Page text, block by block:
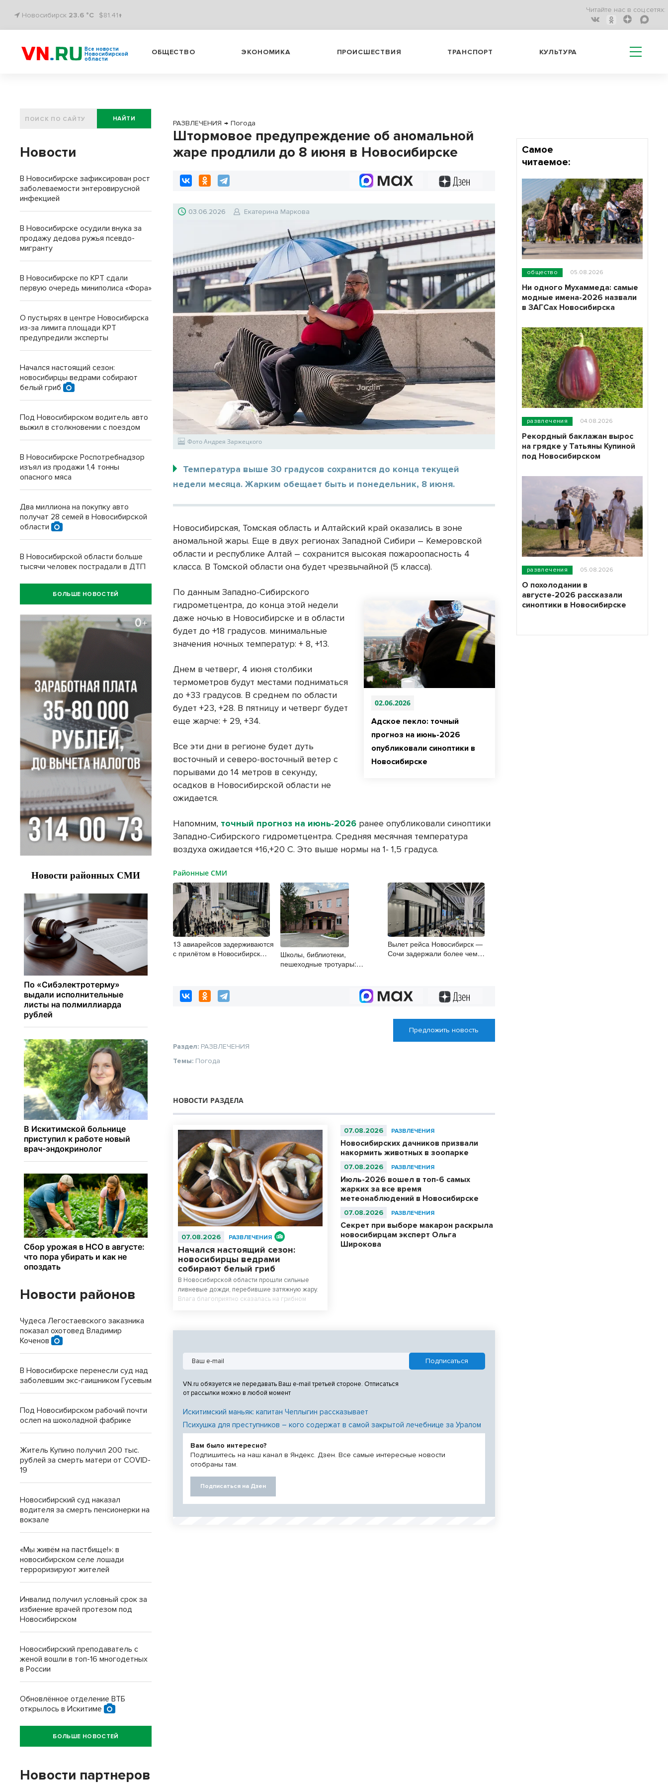
Новосибирск 23.6 °C $81.41↑
Читайте нас в соц.сетях:
Все новости
Новосибирской
области
ОБЩЕСТВО ЭКОНОМИКА ПРОИСШЕСТВИЯ ТРАНСПОРТ КУЛЬТУРА
РАЗВЛЕЧЕНИЯ → Погода
Штормовое предупреждение об аномальной
жаре продлили до 8 июня в Новосибирске
03.06.2026 Екатерина Маркова
Фото Андрея Заржецкого
Температура выше 30 градусов сохранится до конца текущей
недели месяца. Жарким обещает быть и понедельник, 8 июня.
Новосибирская, Томская область и Алтайский край оказались в зоне
аномальной жары. Еще в двух регионах Западной Сибири – Кемеровской
области и республике Алтай – сохранится высокая пожароопасность 4
класса. В Томской области она будет чрезвычайной (5 класса).
02.06.2026
Адское пекло: точный
прогноз на июнь-2026
опубликовали синоптики в
Новосибирске
По данным Западно-Сибирского
гидрометцентра, до конца этой недели
даже ночью в Новосибирске и в области
будет до +18 градусов. минимальные
значения ночных температур: + 8, +13.
Днем в четверг, 4 июня столбики
термометров будут местами подниматься
до +33 градусов. В среднем по области
будет +23, +28. В пятницу и четверг будет
еще жарче: + 29, +34.
Все эти дни в регионе будет дуть
восточный и северо-восточный ветер с
порывами до 14 метров в секунду,
осадков в Новосибирской области не
ожидается.
Напомним, точный прогноз на июнь-2026 ранее опубликовали синоптики
Западно-Сибирского гидрометцентра. Средняя месячная температура
воздуха ожидается +16,+20 С. Это выше нормы на 1- 1,5 градуса.
Районные СМИ
13 авиарейсов задерживаются
с прилётом в Новосибирск
Школы, библиотеки,
пешеходные тротуары:
на социальных объектах
Вылет рейса Новосибирск —
Сочи задержали более чем
Предложить новость
Раздел: РАЗВЛЕЧЕНИЯ
Темы: Погода
НОВОСТИ РАЗДЕЛА
07.08.2026 РАЗВЛЕЧЕНИЯ
Начался настоящий сезон:
новосибирцы ведрами
собирают белый гриб
В Новосибирской области прошли сильные
ливневые дожди, перебившие затяжную жару.
Влага благоприятно сказалась на грибном
07.08.2026 РАЗВЛЕЧЕНИЯ
Новосибирских дачников призвали
накормить животных в зоопарке
07.08.2026 РАЗВЛЕЧЕНИЯ
Июль-2026 вошел в топ-6 самых
жарких за все время
метеонаблюдений в Новосибирске
07.08.2026 РАЗВЛЕЧЕНИЯ
Секрет при выборе макарон раскрыла
новосибирцам эксперт Ольга
Широкова
VN.ru обязуется не передавать Ваш e-mail третьей стороне. Отписаться
от рассылки можно в любой момент
Искитимский маньяк: капитан Чеплыгин рассказывает
Психушка для преступников – кого содержат в самой закрытой лечебнице за Уралом
Вам было интересно?
Подпишитесь на наш канал в Яндекс. Дзен. Все самые интересные новости
отобраны там.
Подписаться на Дзен
НАЙТИ
Новости
В Новосибирске зафиксирован рост
заболеваемости энтеровирусной
инфекцией
В Новосибирске осудили внука за
продажу дедова ружья псевдо-
мигранту
В Новосибирске по КРТ сдали
первую очередь миниполиса «Фора»
О пустырях в центре Новосибирска
из-за лимита площади КРТ
предупредили эксперты
Начался настоящий сезон:
новосибирцы ведрами собирают
белый гриб
Под Новосибирском водитель авто
выжил в столкновении с поездом
В Новосибирске Роспотребнадзор
изъял из продажи 1,4 тонны
опасного мяса
Два миллиона на покупку авто
получат 28 семей в Новосибирской
области
В Новосибирской области больше
тысячи человек пострадали в ДТП
БОЛЬШЕ НОВОСТЕЙ
Новости районов
Чудеса Легостаевского заказника
показал охотовед Владимир
Коченов
В Новосибирске перенесли суд над
заболевшим экс-гаишником Гусевым
Под Новосибирском рабочий почти
ослеп на шоколадной фабрике
Житель Купино получил 200 тыс.
рублей за смерть матери от COVID-
19
Новосибирский суд наказал
водителя за смерть пенсионерки на
вокзале
«Мы живём на пастбище!»: в
новосибирском селе лошади
терроризируют жителей
Инвалид получил условный срок за
избиение врачей протезом под
Новосибирском
Новосибирский преподаватель с
женой вошли в топ-16 многодетных
в России
Обновлённое отделение ВТБ
открылось в Искитиме
БОЛЬШЕ НОВОСТЕЙ
Новости партнеров
Самое
читаемое:
общество 05.08.2026
Ни одного Мухаммеда: самые
модные имена-2026 назвали
в ЗАГСах Новосибирска
развлечения 04.08.2026
Рекордный баклажан вырос
на грядке у Татьяны Купиной
под Новосибирском
развлечения 05.08.2026
О похолодании в
августе-2026 рассказали
синоптики в Новосибирске